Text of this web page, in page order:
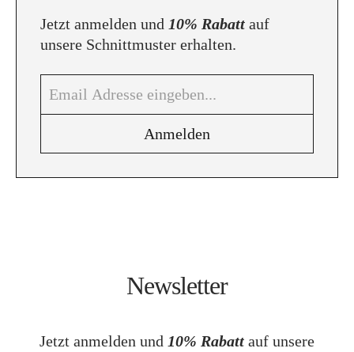
Jetzt anmelden und 10% Rabatt auf
unsere Schnittmuster erhalten.
Newsletter
Jetzt anmelden und 10% Rabatt auf unsere